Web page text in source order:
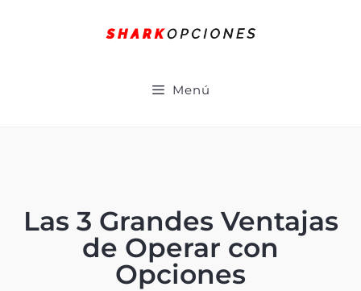
Menú
Las 3 Grandes Ventajas
de Operar con
Opciones